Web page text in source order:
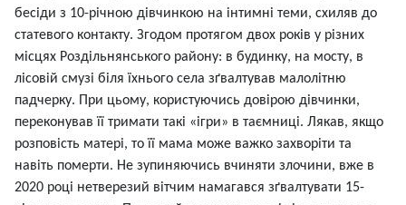
бесіди з 10-річною дівчинкою на інтимні теми, схиляв до
статевого контакту. Згодом протягом двох років у різних
місцях Роздільнянського району: в будинку, на мосту, в
лісовій смузі біля їхнього села зґвалтував малолітню
падчерку. При цьому, користуючись довірою дівчинки,
переконував її тримати такі «ігри» в таємниці. Лякав, якщо
розповість матері, то її мама може важко захворіти та
навіть померти. Не зупиняючись вчиняти злочини, вже в
2020 році нетверезий вітчим намагався зґвалтувати 15-